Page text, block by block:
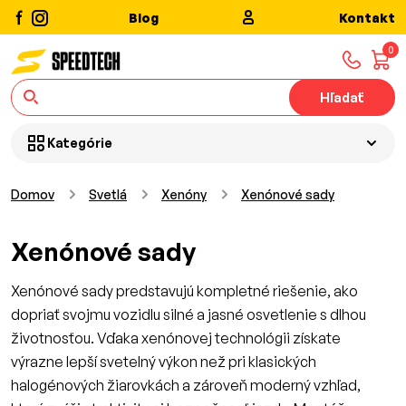
Blog Kontakt
0
Hľadať
Kategórie
Domov Svetlá Xenóny Xenónové sady
Xenónové sady
Xenónové sady predstavujú kompletné riešenie, ako
dopriať svojmu vozidlu silné a jasné osvetlenie s dlhou
životnosťou. Vďaka xenónovej technológii získate
výrazne lepší svetelný výkon než pri klasických
halogénových žiarovkách a zároveň moderný vzhľad,